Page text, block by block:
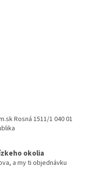
Rosná 1511/1 040 01
okolia
a my ti objednávku